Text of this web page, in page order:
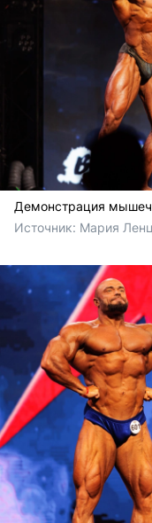
Демонстрация
Источник: Мария